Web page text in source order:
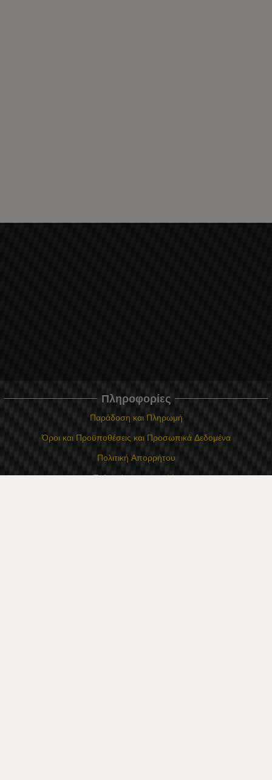
Πληροφορίες
Παράδοση και Πληρωμή
Όροι και Προϋποθέσεις και Προσωπικά Δεδομένα
Πολιτική Απορρήτου
Πολιτική για τα cookie